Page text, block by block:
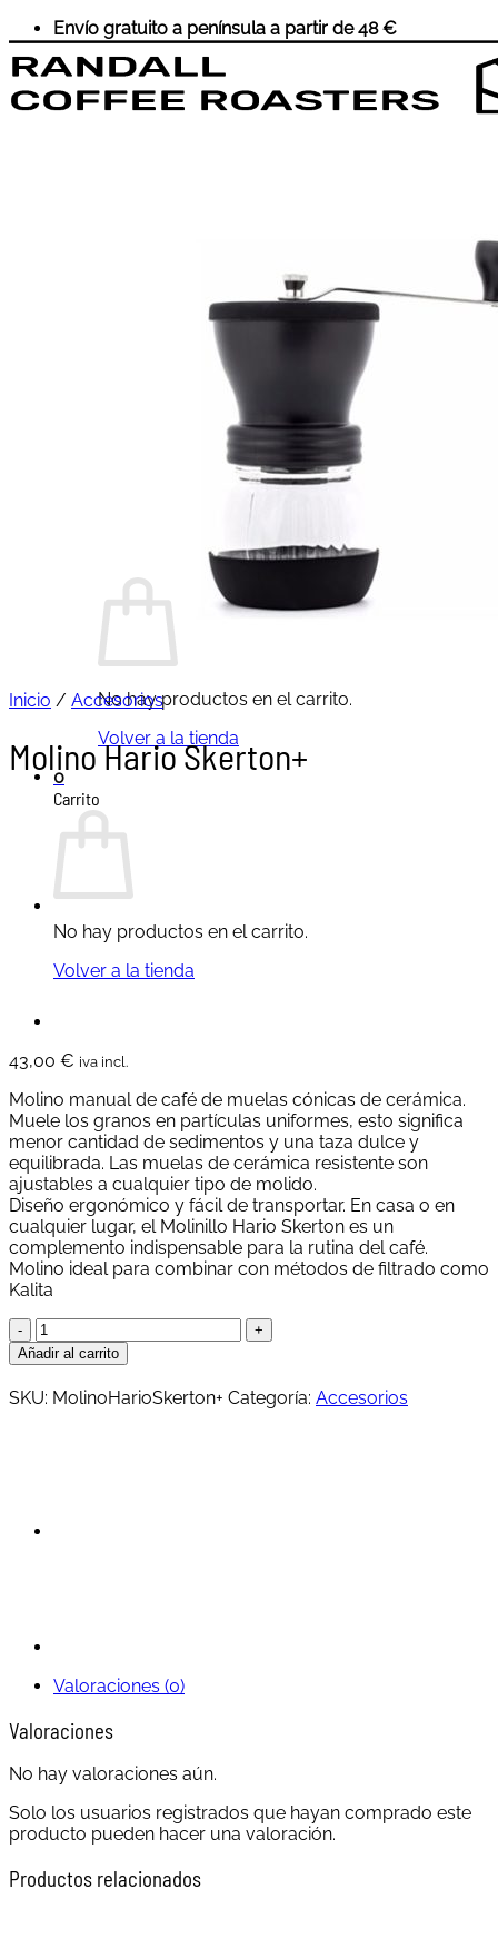
Saltar
al
contenido
Envío gratuito a península a partir de 48 €
No hay productos en el carrito.
Volver a la tienda
0
Carrito
No hay productos en el carrito.
Volver a la tienda
Inicio / Accesorios
Molino Hario Skerton+
43,00 € iva incl.
Molino manual de café de muelas cónicas de cerámica.
Muele los granos en partículas uniformes, esto significa
menor cantidad de sedimentos y una taza dulce y
equilibrada. Las muelas de cerámica resistente son
ajustables a cualquier tipo de molido.
Diseño ergonómico y fácil de transportar. En casa o en
cualquier lugar, el Molinillo Hario Skerton es un
complemento indispensable para la rutina del café.
Molino ideal para combinar con métodos de filtrado como
Kalita
Molino
Hario
Skerton+
cantidad
Añadir al carrito
SKU: MolinoHarioSkerton+ Categoría: Accesorios
Valoraciones (0)
Valoraciones
No hay valoraciones aún.
Solo los usuarios registrados que hayan comprado este
producto pueden hacer una valoración.
Productos relacionados